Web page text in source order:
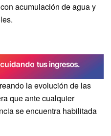
acumulación de agua y
la evolución de las
que ante cualquier
se encuentra habilitada